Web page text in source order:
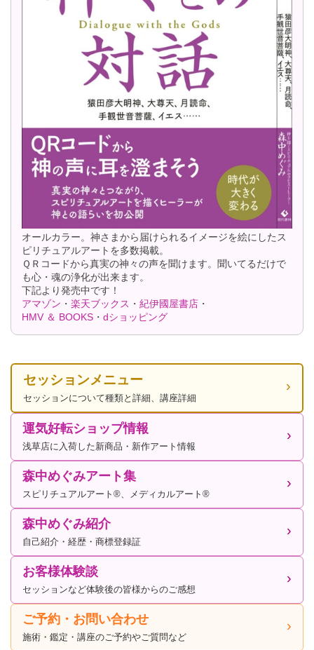
オールカラー。神さまから届けられるイメージを絵にしたス
ピリチュアルアートを多数掲載。
ＱＲコードから真実の神々の声を聞けます。聞いてるだけで
も心・魂の浄化が出来ます。
下記より発売中です！
アマゾン ・ 楽天ブックス ・ 紀伊國屋書店 ・
HMV ＆ BOOKS ・ dショッピング
セッションメニュー
セッションについて種類と詳細、講座詳細
運気好転ショップ情報
浅草店に入荷した新商品・新作アート情報
森中めぐみアート集
スピリチュアルアート®、メディカルアート®
森中めぐみ紹介
自己紹介・経歴・商標登録証
お客様体験談
セッションなど体験後の皆様からのご感想
ご予約・お問い合わせ
施術・鑑定・講座のご予約やご質問など